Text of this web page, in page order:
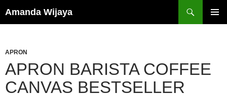
Amanda Wijaya
APRON
APRON BARISTA COFFEE
CANVAS BESTSELLER